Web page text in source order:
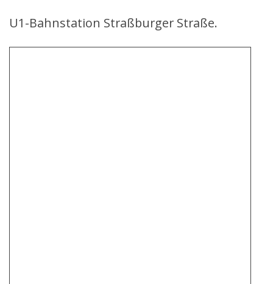
U1-Bahnstation Straßburger Straße.